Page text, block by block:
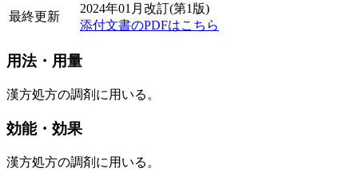
最終更新
2024年01月改訂(第1版)
添付文書のPDFはこちら
用法・用量
漢方処方の調剤に用いる。
効能・効果
漢方処方の調剤に用いる。